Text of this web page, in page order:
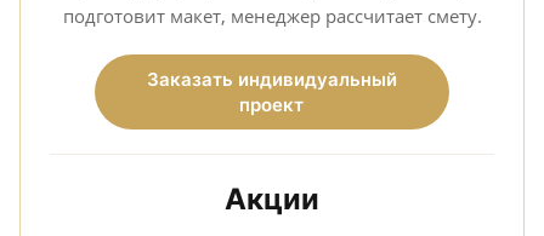
подготовит макет, менеджер рассчитает смету.
Заказать индивидуальный
проект
Акции